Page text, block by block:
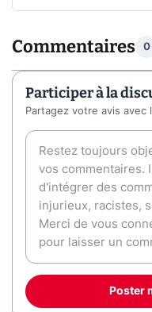
Commentaires 0
Participer à la
Partagez votre avis avec
Poster